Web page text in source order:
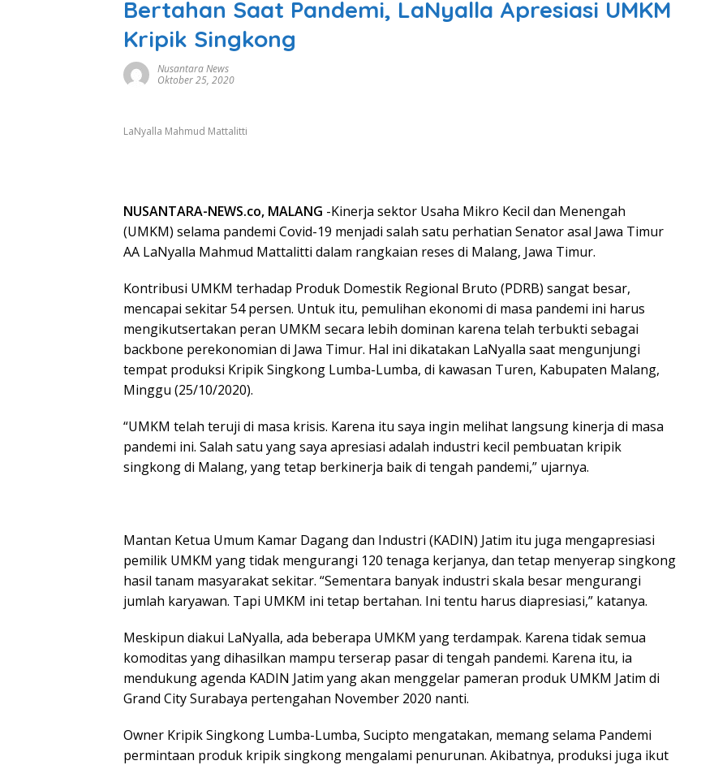
Bertahan Saat Pandemi, LaNyalla Apresiasi UMKM
Kripik Singkong
Nusantara News
Oktober 25, 2020
LaNyalla Mahmud Mattalitti
NUSANTARA-NEWS.co, MALANG -Kinerja sektor Usaha Mikro Kecil dan Menengah
(UMKM) selama pandemi Covid-19 menjadi salah satu perhatian Senator asal Jawa Timur
AA LaNyalla Mahmud Mattalitti dalam rangkaian reses di Malang, Jawa Timur.
Kontribusi UMKM terhadap Produk Domestik Regional Bruto (PDRB) sangat besar,
mencapai sekitar 54 persen. Untuk itu, pemulihan ekonomi di masa pandemi ini harus
mengikutsertakan peran UMKM secara lebih dominan karena telah terbukti sebagai
backbone perekonomian di Jawa Timur. Hal ini dikatakan LaNyalla saat mengunjungi
tempat produksi Kripik Singkong Lumba-Lumba, di kawasan Turen, Kabupaten Malang,
Minggu (25/10/2020).
“UMKM telah teruji di masa krisis. Karena itu saya ingin melihat langsung kinerja di masa
pandemi ini. Salah satu yang saya apresiasi adalah industri kecil pembuatan kripik
singkong di Malang, yang tetap berkinerja baik di tengah pandemi,” ujarnya.
Mantan Ketua Umum Kamar Dagang dan Industri (KADIN) Jatim itu juga mengapresiasi
pemilik UMKM yang tidak mengurangi 120 tenaga kerjanya, dan tetap menyerap singkong
hasil tanam masyarakat sekitar. “Sementara banyak industri skala besar mengurangi
jumlah karyawan. Tapi UMKM ini tetap bertahan. Ini tentu harus diapresiasi,” katanya.
Meskipun diakui LaNyalla, ada beberapa UMKM yang terdampak. Karena tidak semua
komoditas yang dihasilkan mampu terserap pasar di tengah pandemi. Karena itu, ia
mendukung agenda KADIN Jatim yang akan menggelar pameran produk UMKM Jatim di
Grand City Surabaya pertengahan November 2020 nanti.
Owner Kripik Singkong Lumba-Lumba, Sucipto mengatakan, memang selama Pandemi
permintaan produk kripik singkong mengalami penurunan. Akibatnya, produksi juga ikut